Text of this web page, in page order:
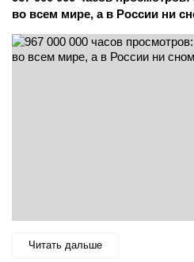
во всем мире, а в России ни
Читать дальше